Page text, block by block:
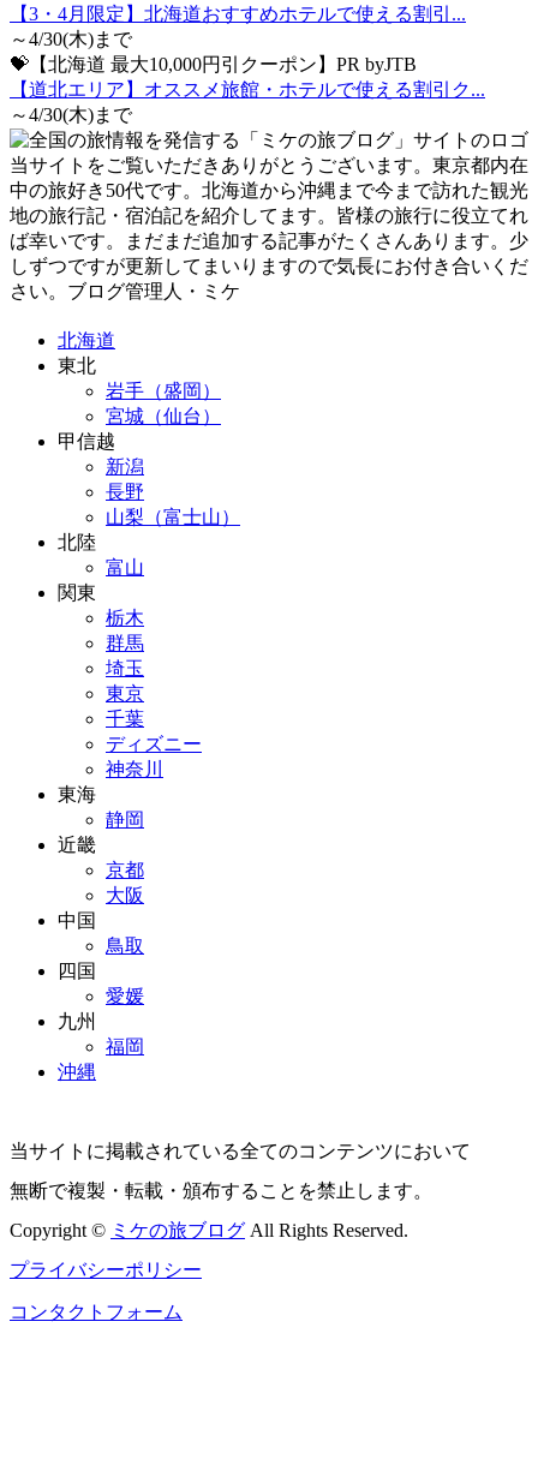
【3・4月限定】北海道おすすめホテルで使える割引...
～4/30(木)まで
💝【北海道 最大10,000円引クーポン】PR byJTB
【道北エリア】オススメ旅館・ホテルで使える割引ク...
～4/30(木)まで
当サイトをご覧いただきありがとうございます。東京都内在
中の旅好き50代です。北海道から沖縄まで今まで訪れた観光
地の旅行記・宿泊記を紹介してます。皆様の旅行に役立てれ
ば幸いです。まだまだ追加する記事がたくさんあります。少
しずつですが更新してまいりますので気長にお付き合いくだ
さい。ブログ管理人・ミケ
北海道
東北
岩手（盛岡）
宮城（仙台）
甲信越
新潟
長野
山梨（富士山）
北陸
富山
関東
栃木
群馬
埼玉
東京
千葉
ディズニー
神奈川
東海
静岡
近畿
京都
大阪
中国
鳥取
四国
愛媛
九州
福岡
沖縄
当サイトに掲載されている全てのコンテンツにおいて
無断で複製・転載・頒布することを禁止します。
Copyright © ミケの旅ブログ All Rights Reserved.
プライバシーポリシー
コンタクトフォーム